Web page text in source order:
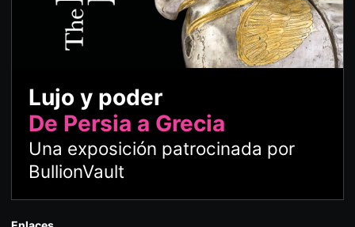
Lujo y poder
De Persia a Grecia
Una exposición patrocinada por
BullionVault